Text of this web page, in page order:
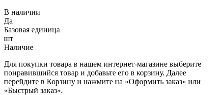
В наличии
Да
Базовая единица
шт
Наличие
Для покупки товара в нашем интернет-магазине выберите
понравившийся товар и добавьте его в корзину. Далее
перейдите в Корзину и нажмите на «Оформить заказ» или
«Быстрый заказ».